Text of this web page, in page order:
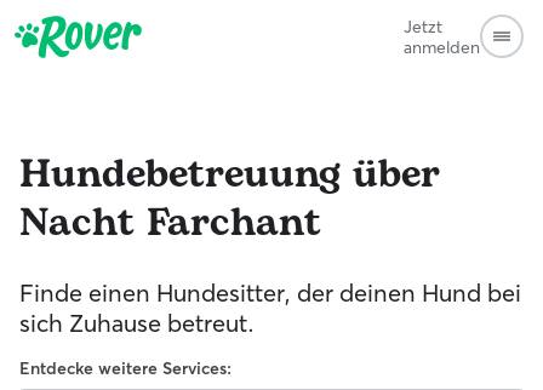
Jetzt
anmelden
Hundebetreuung über
Nacht Farchant
Finde einen Hundesitter, der deinen Hund bei
sich Zuhause betreut.
Entdecke weitere Services: